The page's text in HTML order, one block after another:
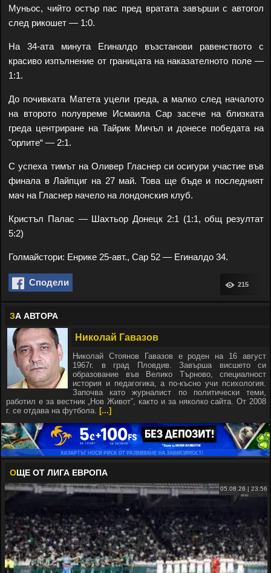
Муньос, чийто остър пас пред вратата завърши с автогол
след рикошет — 1:0.
На 34-ата минута Егиналдо възстанови равенството с
красиво изпълнение от границата на наказателното поле —
1:1.
До почивката Матета уцели греда, а малко след началото
на второто полувреме Исмаила Сар засече на близката
греда центриране на Тайрик Мичъл и донесе победата на
"орлите“ — 2:1.
С успеха тимът на Оливер Гласнер си осигури участие във
финала в Лайпциг на 27 май. Това ще бъде и последният
мач на Гласнер начело на лондонския клуб.
Кристъл Палас — Шахтьор Донецк 2:1 (1:1, общ резултат
5:2)
Голмайстори: Енрике 25-авт., Сар 52 — Егиналдо 34.
Сподели 215
ЗА АВТОРА
Николай Гавазов
Николай Стоянов Гавазов е роден на 16 август
1967г. в град Пловдив. Завърша висшето си
образование във Велико Търново, специалност
история и педагогика, а по-късно учи психология.
Започва като журналист по политически теми,
работил е за вестник „Нов Живот”, както и за няколко сайта. От 2008
г. се отдава на футбола. [...]
ОЩЕ ОТ ЛИГА ЕВРОПА
05.08.26 | 23:56